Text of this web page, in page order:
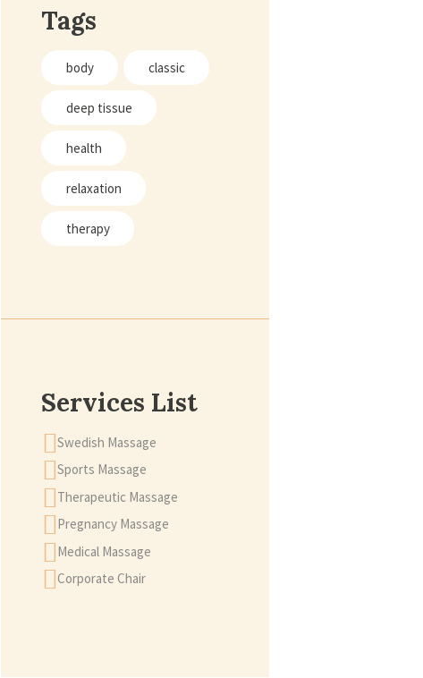
Tags
body classic
deep tissue
health
relaxation
therapy
Services List
Swedish Massage
Sports Massage
Therapeutic Massage
Pregnancy Massage
Medical Massage
Corporate Chair